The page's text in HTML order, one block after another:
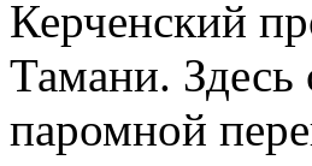
Керченский
Тамани. Здесь
паромной